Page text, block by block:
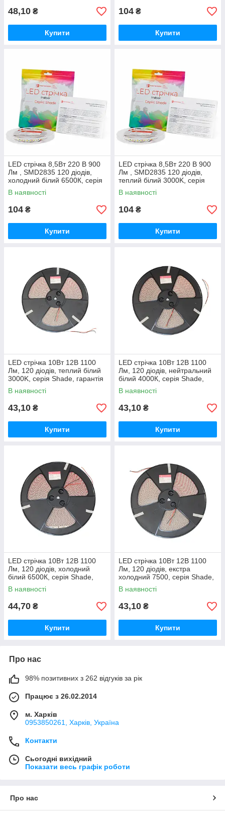
48,10 ₴
Купити
104 ₴
Купити
LED стрічка 8,5Вт 220 В 900
Лм , SMD2835 120 діодів,
холодний білий 6500К, серія
Shade, гарантія 2 роки
В наявності
104 ₴
Купити
LED стрічка 8,5Вт 220 В 900
Лм , SMD2835 120 діодів,
теплий білий 3000K, серія
Shade, гарантія 2 роки
В наявності
104 ₴
Купити
LED стрічка 10Вт 12В 1100
Лм, 120 діодів, теплий білий
3000K, серія Shade, гарантія
2 роки
В наявності
43,10 ₴
Купити
LED стрічка 10Вт 12В 1100
Лм, 120 діодів, нейтральний
білий 4000К, серія Shade,
гарантія 2 роки
В наявності
43,10 ₴
Купити
LED стрічка 10Вт 12В 1100
Лм, 120 діодів, холодний
білий 6500К, серія Shade,
гарантія 2 роки
В наявності
44,70 ₴
Купити
LED стрічка 10Вт 12В 1100
Лм, 120 діодів, екстра
холодний 7500, серія Shade,
гарантія 2 роки
В наявності
43,10 ₴
Купити
Про нас
98% позитивних з 262 відгуків за рік
Працює з 26.02.2014
м. Харків
0953850261, Харків, Україна
Контакти
Сьогодні вихідний
Показати весь графік роботи
Про нас